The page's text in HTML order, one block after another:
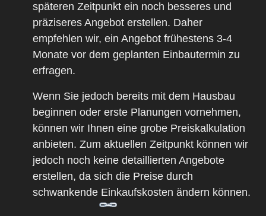
späteren Zeitpunkt ein noch besseres und
präziseres Angebot erstellen. Daher
empfehlen wir, ein Angebot frühestens 3-4
Monate vor dem geplanten Einbautermin zu
erfragen.
Wenn Sie jedoch bereits mit dem Hausbau
beginnen oder erste Planungen vornehmen,
können wir Ihnen eine grobe Preiskalkulation
anbieten. Zum aktuellen Zeitpunkt können wir
jedoch noch keine detaillierten Angebote
erstellen, da sich die Preise durch
schwankende Einkaufskosten ändern können.